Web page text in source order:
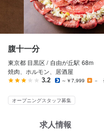
マイページ管理
気になる求人
検索履歴・保存した条件
腹十一分
東京都 目黒区 / 自由が丘駅 68m
焼肉、ホルモン、居酒屋
3.2 ～￥7,999 －
オープニングスタッフ募集
求人情報
交通費支給
給与補足
随時昇給
店長平均年収550万円
交通費支給
勤務時間
17:00～23：00（シフト制、
終電考慮あり ダブルワーク・副業OK
休日・休暇